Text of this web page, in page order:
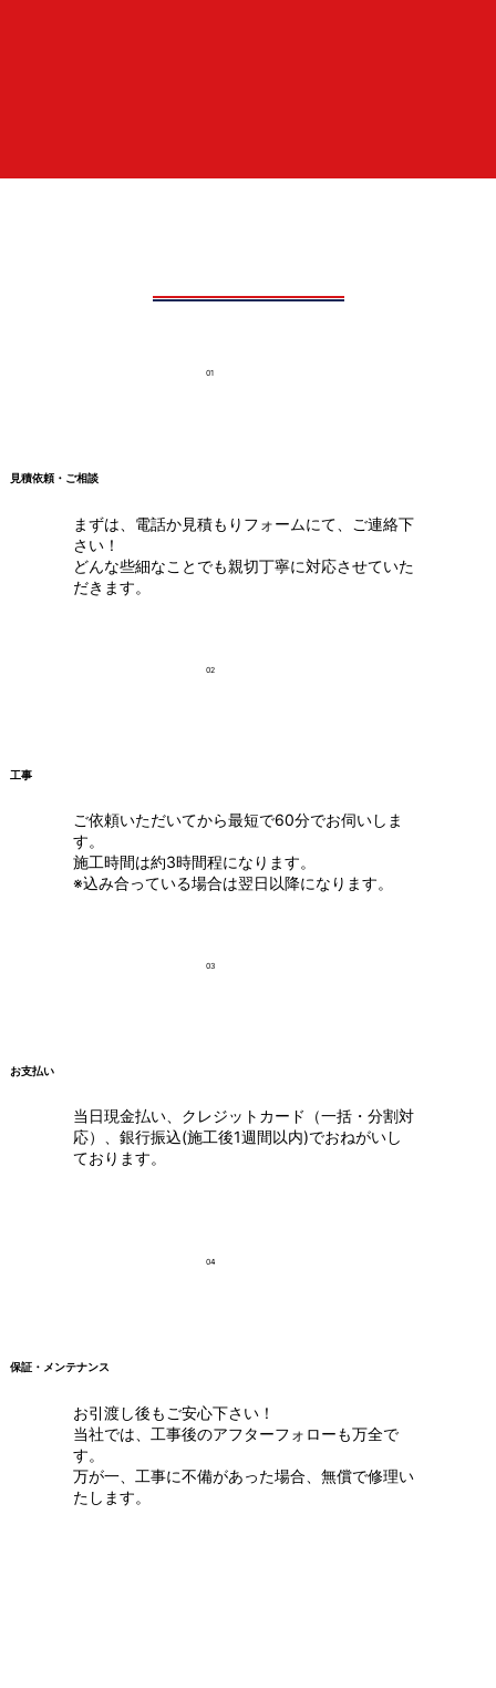
01
まずは、電話か見積もりフォームにて、ご連絡下
さい！
どんな些細なことでも親切丁寧に対応させていた
だきます。
見積依頼・ご相談
02
ご依頼いただいてから最短で60分でお伺いしま
す。
施工時間は約3時間程になります。
※込み合っている場合は翌日以降になります。
工事
03
当日現金払い、クレジットカード（一括・分割対
応）、銀行振込(施工後1週間以内)でおねがいし
ております。
お支払い
04
お引渡し後もご安心下さい！
当社では、工事後のアフターフォローも万全で
す。
万が一、工事に不備があった場合、無償で修理い
たします。
保証・メンテナンス